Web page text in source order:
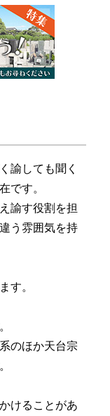
諭しても聞く
です。
諭す役割を担
う雰囲気を持
す。
のほか天台宗
けることがあ